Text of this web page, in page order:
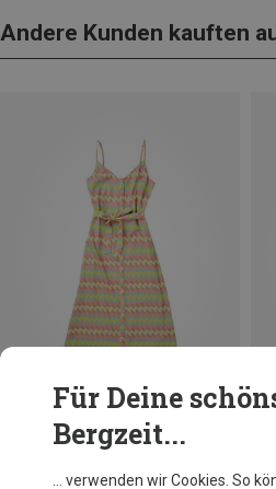
Andere Kunden kauften
Du sparst 37%
Für Deine
Bergzeit...
… verwenden wir Cookies. So